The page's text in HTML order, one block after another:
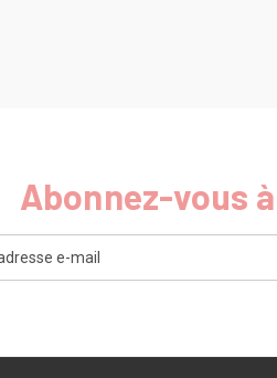
Abonnez-vous